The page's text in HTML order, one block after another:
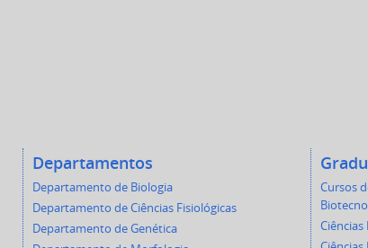
Departamentos
Departamento de Biologia
Departamento de Ciências Fisiológicas
Departamento de Genética
Cursos
Ciências